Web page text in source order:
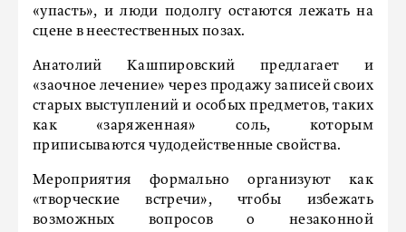
«упасть», и люди подолгу остаются лежать на
сцене в неестественных позах.
Анатолий Кашпировский предлагает и
«заочное лечение» через продажу записей своих
старых выступлений и особых предметов, таких
как «заряженная» соль, которым
приписываются чудодейственные свойства.
Мероприятия формально организуют как
«творческие встречи», чтобы избежать
возможных вопросов о незаконной